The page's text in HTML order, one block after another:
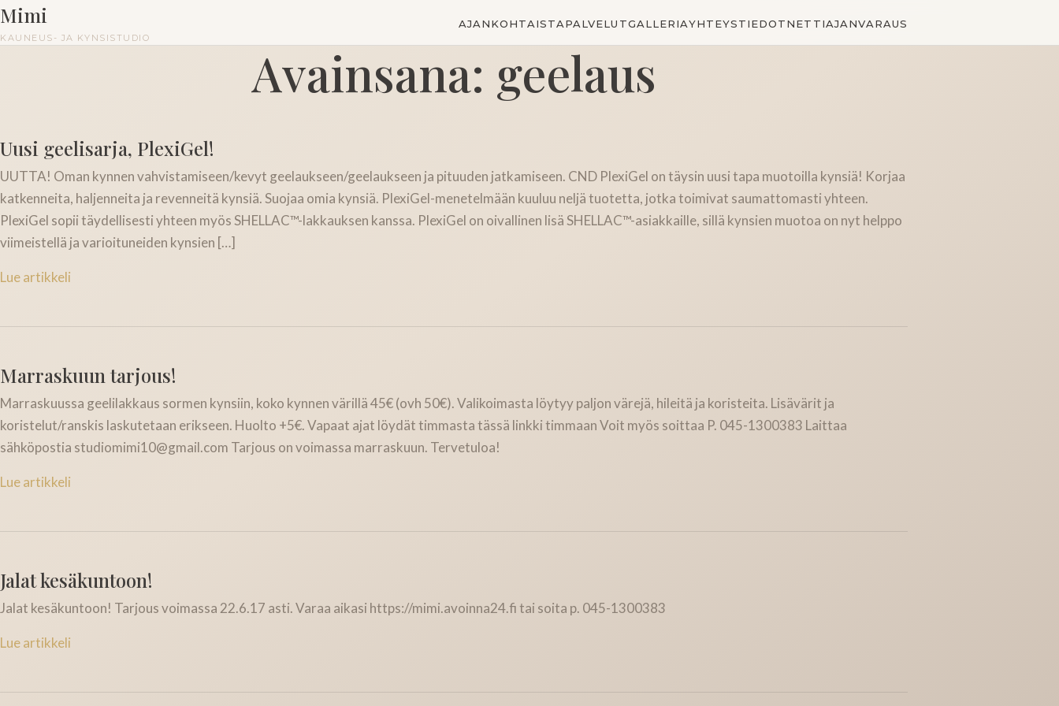
Mimi
KAUNEUS- JA KYNSISTUDIO
AJANKOHTAISTAPALVELUTGALLERIAYHTEYSTIEDOTNETTIAJANVARAUS
Avainsana: geelaus
Uusi geelisarja, PlexiGel!
UUTTA! Oman kynnen vahvistamiseen/kevyt geelaukseen/geelaukseen ja pituuden jatkamiseen. CND PlexiGel on täysin uusi tapa muotoilla kynsiä! Korjaa
katkenneita, haljenneita ja revenneitä kynsiä. Suojaa omia kynsiä. PlexiGel-menetelmään kuuluu neljä tuotetta, jotka toimivat saumattomasti yhteen.
PlexiGel sopii täydellisesti yhteen myös SHELLAC™-lakkauksen kanssa. PlexiGel on oivallinen lisä SHELLAC™-asiakkaille, sillä kynsien muotoa on nyt helppo
viimeistellä ja varioituneiden kynsien […]
Lue artikkeli
Marraskuun tarjous!
Marraskuussa geelilakkaus sormen kynsiin, koko kynnen värillä 45€ (ovh 50€). Valikoimasta löytyy paljon värejä, hileitä ja koristeita. Lisävärit ja
koristelut/ranskis laskutetaan erikseen. Huolto +5€. Vapaat ajat löydät timmasta tässä linkki timmaan Voit myös soittaa P. 045-1300383 Laittaa
sähköpostia studiomimi10@gmail.com Tarjous on voimassa marraskuun. Tervetuloa!
Lue artikkeli
Jalat kesäkuntoon!
Jalat kesäkuntoon! Tarjous voimassa 22.6.17 asti. Varaa aikasi https://mimi.avoinna24.fi tai soita p. 045-1300383
Lue artikkeli